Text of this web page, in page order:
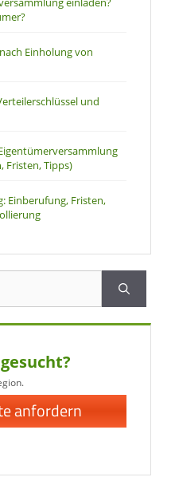
Einholung von
und
Fristen, Tipps)
Einberufung, Fristen,
anfordern